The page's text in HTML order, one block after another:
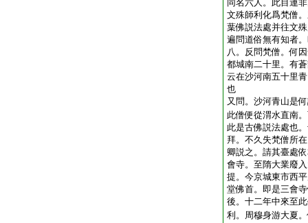
同名六人。此目連
文殊師利化爲梵僧
葉佛説法處并往文
遍問道俗無有知者
八。反問梵僧。何
都城南二十里。有
云在沙河南五十里
也
又問。沙河青山是
此僧便從渭水直南
此是古佛説法處也
拜。不久失梵僧所
卿説之。請其臺處
會寺。至隋大業廢
提。今京城東市西
堂佛首。即是三會
後。十二年中來至
利。周穆身游大夏